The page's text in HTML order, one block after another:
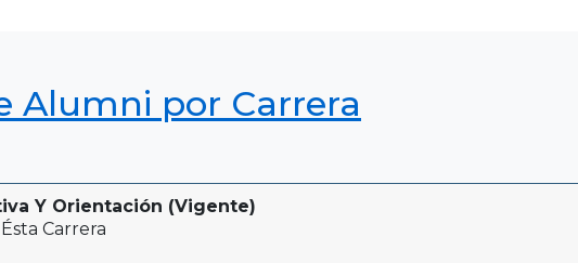
Alumni por Carrera
Y Orientación (Vigente)
Carrera